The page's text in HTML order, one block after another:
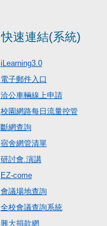
快速連結(系統)
iLearning3.0
電子郵件入口
洽公車輛線上申請
校園網路每日流量控管
斷網查詢
宿舍網管清單
研討會.演講
EZ-come
會議場地查詢
全校會議查詢系統
興大捐款網